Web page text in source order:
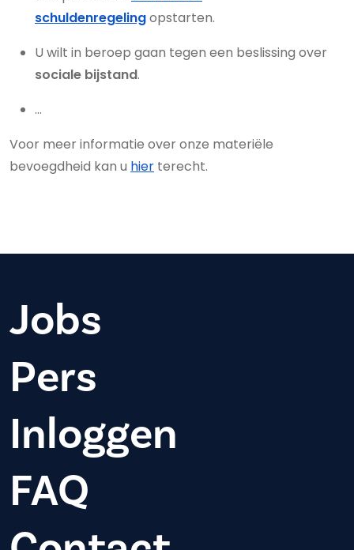
schuldenregelingopstarten.
U wilt in beroep gaan tegen een beslissing over
sociale bijstand.
...
Voor meer informatie over onze materiële
bevoegdheid kan u hier terecht.
Jobs
Pers
Inloggen
FAQ